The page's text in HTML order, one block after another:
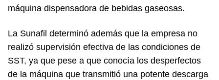
máquina dispensadora de bebidas gaseosas.
La Sunafil determinó además que la empresa no
realizó supervisión efectiva de las condiciones de
SST, ya que pese a que conocía los desperfectos
de la máquina que transmitió una potente descarga